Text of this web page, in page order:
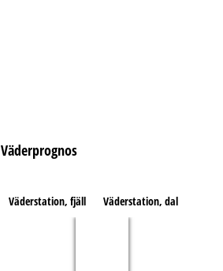
Väderprognos
Väderstation, fjäll Väderstation, dal